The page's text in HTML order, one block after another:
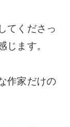
てくださっ
じます。
作家だけの